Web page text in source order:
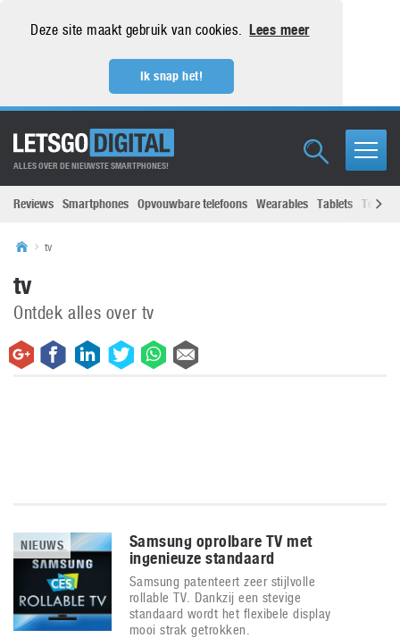
Deze site maakt gebruik van cookies. Lees meer
Ik snap het!
ALLES OVER DE NIEUWSTE SMARTPHONES!
Reviews Smartphones Opvouwbare telefoons Wearables Tablets
tv
tv
Ontdek alles over tv
NIEUWS
Samsung oprolbare TV met
ingenieuze standaard
Samsung patenteert zeer stijlvolle
rollable TV. Dankzij een stevige
standaard wordt het flexibele display
mooi strak getrokken.